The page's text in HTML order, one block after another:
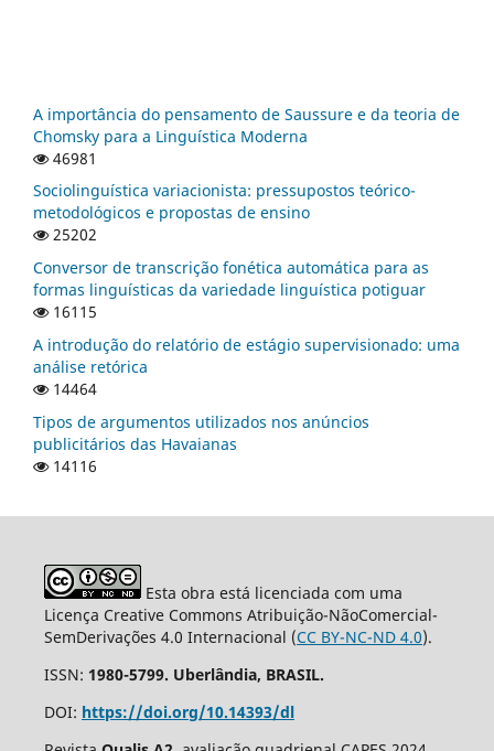
A importância do pensamento de Saussure e da teoria de
Chomsky para a Linguística Moderna
46981
Sociolinguística variacionista: pressupostos teórico-
metodológicos e propostas de ensino
25202
Conversor de transcrição fonética automática para as
formas linguísticas da variedade linguística potiguar
16115
A introdução do relatório de estágio supervisionado: uma
análise retórica
14464
Tipos de argumentos utilizados nos anúncios
publicitários das Havaianas
14116
Esta obra está licenciada com uma
Licença Creative Commons Atribuição-NãoComercial-
SemDerivações 4.0 Internacional (CC BY-NC-ND 4.0).
ISSN: 1980-5799. Uberlândia, BRASIL.
DOI: https://doi.org/10.14393/dl